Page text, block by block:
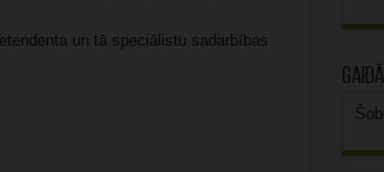
un tā speciālistu sadarbības